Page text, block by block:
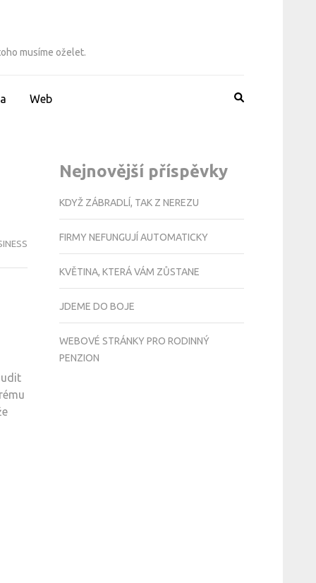
musíme oželet.
Web
Nejnovější příspěvky
KDYŽ ZÁBRADLÍ, TAK Z NEREZU
FIRMY NEFUNGUJÍ AUTOMATICKY
KVĚTINA, KTERÁ VÁM ZŮSTANE
JDEME DO BOJE
WEBOVÉ STRÁNKY PRO RODINNÝ
PENZION